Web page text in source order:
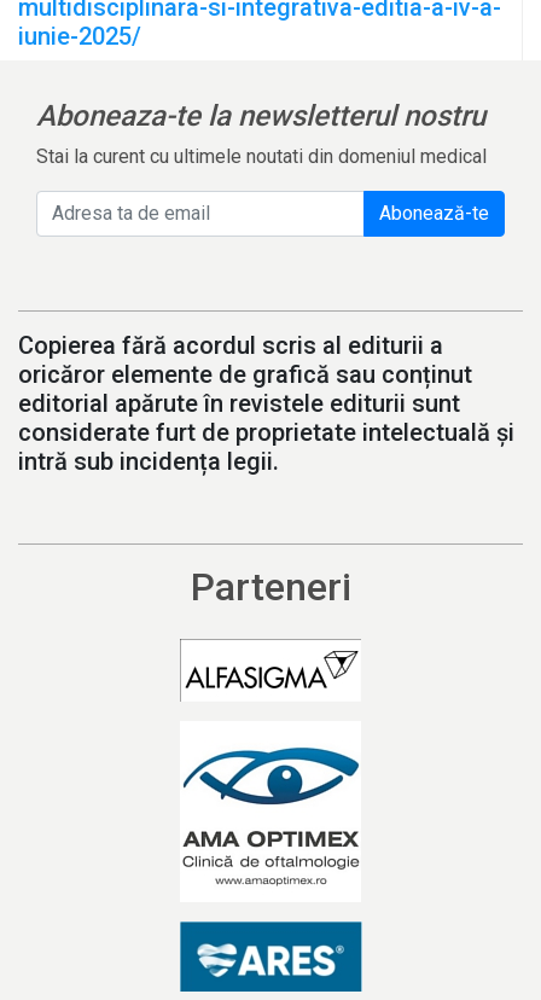
multidisciplinara-si-integrativa-editia-a-iv-a-
iunie-2025/
Aboneaza-te la newsletterul nostru
Stai la curent cu ultimele noutati din domeniul medical
Abonează-te
Copierea fără acordul scris al editurii a
oricăror elemente de grafică sau conținut
editorial apărute în revistele editurii sunt
considerate furt de proprietate intelectuală și
intră sub incidența legii.
Parteneri